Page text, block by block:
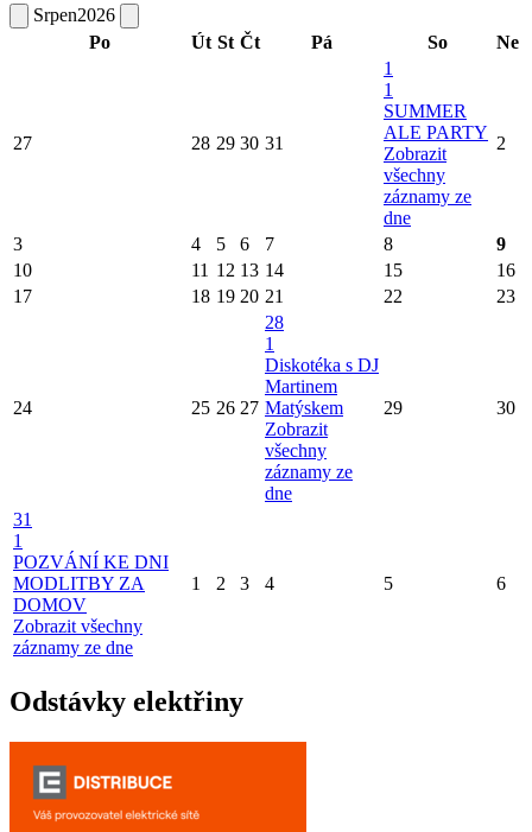
Srpen2026
Po
Út St Čt Pá So Ne
27 28 29 30 31
1
1
SUMMER
ALE PARTY
Zobrazit
všechny
záznamy ze
dne
2
3 4 5 6 7 8
9
10
11 12 13 14 15
16
17
18 19 20 21 22 23
24 25 26 27
28
1
Diskotéka s DJ
Martinem
Matýskem
Zobrazit
všechny
záznamy ze
dne
29 30
31
1
POZVÁNÍ KE DNI
MODLITBY ZA
DOMOV
Zobrazit všechny
záznamy ze dne
1 2 3 4 5 6
Odstávky elektřiny